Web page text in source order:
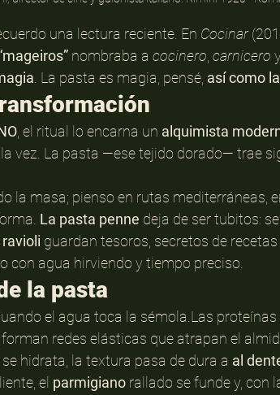
una lectura reciente. En Cocinar
nombraba a cocinero carnicero
. La pasta es magia, pensé, así como
, el ritual lo encarna un alquimista
vez. La pasta —ese tejido dorado— trae
la masa; pienso en rutas mediterráneas,
La pasta penne deja de ser tubitos:
guardan tesoros, secretos de
con agua hirviendo y tiempo preciso.
la pasta
el agua toca la sémola.Las proteínas
redes elásticas que atrapan el
hidrata, la textura pasa de dura a al
el parmigiano rallado se funde y, con